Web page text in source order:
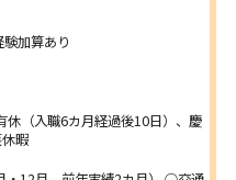
加算あり
休（入職6カ月経過後10日）、慶
暇